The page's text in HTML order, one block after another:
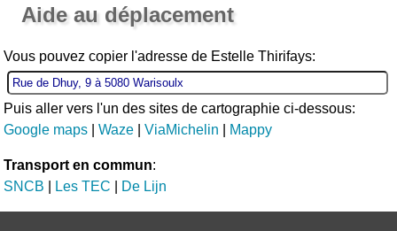
Aide au déplacement
Vous pouvez copier l'adresse de Estelle Thirifays:
Puis aller vers l'un des sites de cartographie ci-dessous:
Google maps |Waze |ViaMichelin Mappy
Transport en commun:
SNCB
Les TEC De Lijn